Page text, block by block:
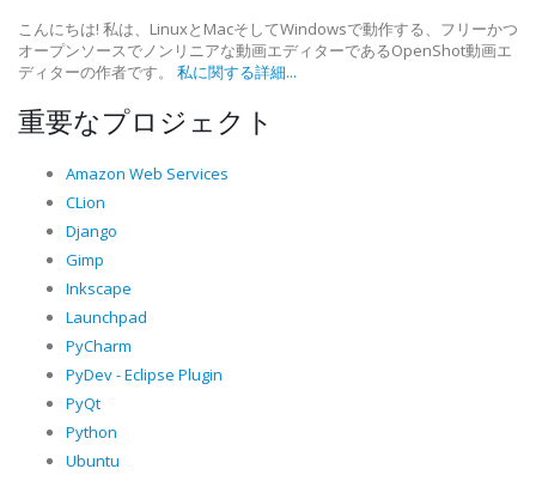
こんにちは! 私は、LinuxとMacそしてWindowsで動作する、フリーかつ
オープンソースでノンリニアな動画エディターであるOpenShot動画エ
ディターの作者です。 私に関する詳細...
重要なプロジェクト
Amazon Web Services
CLion
Django
Gimp
Inkscape
Launchpad
PyCharm
PyDev - Eclipse Plugin
PyQt
Python
Ubuntu